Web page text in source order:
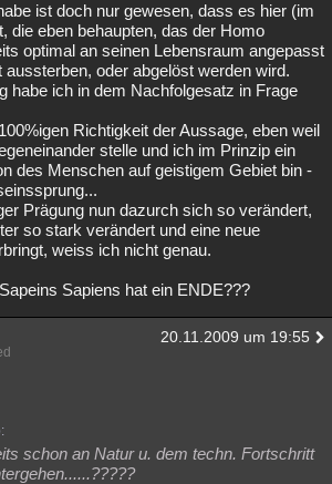
ist doch nur gewesen, dass es hier (im
die eben behaupten, das der Homo
optimal an seinen Lebensraum angepasst
oder abgelöst werden wird.
habe ich in dem Nachfolgesatz in Frage
Richtigkeit der Aussage, eben weil
stelle und ich im Prinzip ein
des Menschen auf geistigem Gebiet bin -
Prägung nun dazurch sich so verändert,
so stark verändert und eine neue
weiss ich nicht genau.
Sapiens hat ein ENDE???
20.11.2009 um 19:55
schon an Natur u. dem techn. Fortschritt